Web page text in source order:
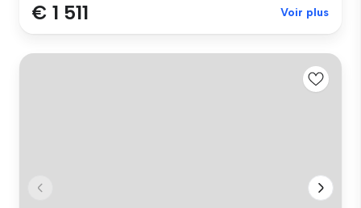
€ 1 511 Voir plus